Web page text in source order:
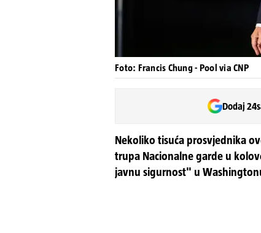
Foto: Francis Chung - Pool via CNP
Dodaj
Nekoliko tisuća prosvjednika
trupa Nacionalne garde u
javnu sigurnost" u